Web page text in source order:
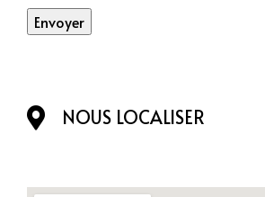
NOUS LOCALISER